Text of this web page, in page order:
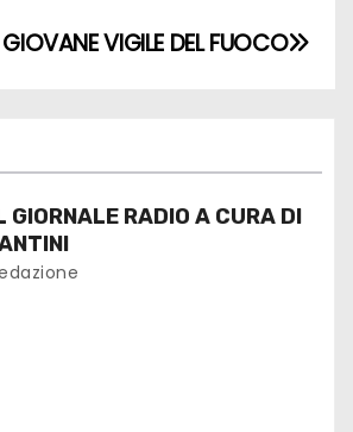
VIGILE DEL FUOCO
GIORNALE RADIO A CURA DI